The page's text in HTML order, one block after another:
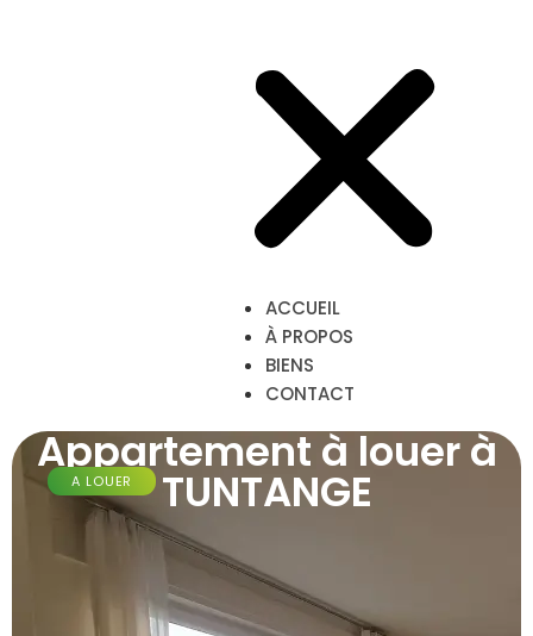
ACCUEIL
À PROPOS
BIENS
CONTACT
Appartement à louer à
TUNTANGE
A LOUER